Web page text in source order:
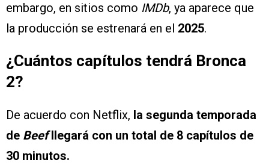
embargo, en sitios como IMDb, ya aparece que
la producción se estrenará en el 2025.
¿Cuántos capítulos tendrá Bronca
2?
De acuerdo con Netflix, la segunda temporada
de Beefllegará con un total de 8 capítulos de
30 minutos.